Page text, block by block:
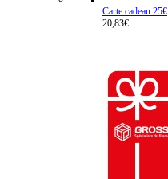
Carte cadeau 25€
20,83€